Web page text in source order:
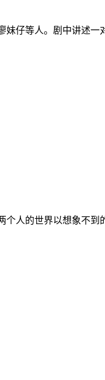
妹仔等人。剧中讲述
人的世界以想象不到